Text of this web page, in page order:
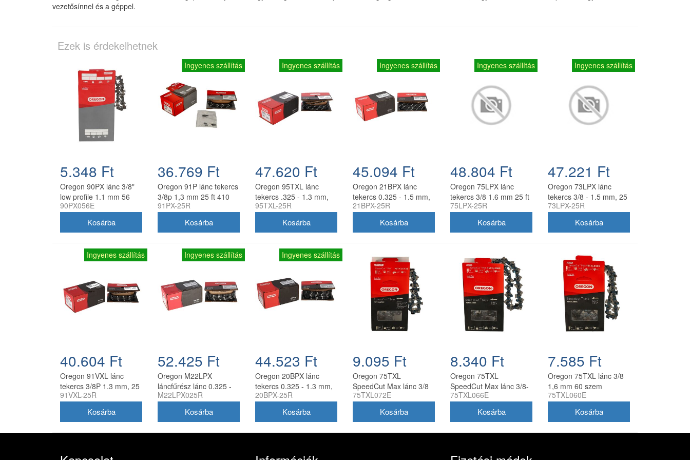
vezetősínnel és a géppel.
Ezek is érdekelhetnek
5.348 Ft
Oregon 90PX lánc 3/8"
low profile 1.1 mm 56
szem
90PX056E
Ingyenes szállítás
36.769 Ft
Oregon 91P lánc tekercs
3/8p 1,3 mm 25 ft 410
szem
91PX-25R
Ingyenes szállítás
47.620 Ft
Oregon 95TXL lánc
tekercs .325 - 1.3 mm,
25 ft, 460 szem
95TXL-25R
Ingyenes szállítás
45.094 Ft
Oregon 21BPX lánc
tekercs 0.325 - 1.5 mm,
25 ft, 460 szem
21BPX-25R
Ingyenes szállítás
48.804 Ft
Oregon 75LPX lánc
tekercs 3/8 1.6 mm 25 ft
410 szem
75LPX-25R
Ingyenes szállítás
47.221 Ft
Oregon 73LPX lánc
tekercs 3/8 - 1.5 mm, 25
ft, 410 szem
73LPX-25R
Ingyenes szállítás
40.604 Ft
Oregon 91VXL lánc
tekercs 3/8P 1.3 mm, 25
ft, 410 szem
91VXL-25R
Ingyenes szállítás
52.425 Ft
Oregon M22LPX
láncfűrész lánc 0.325 -
1.6 mm, 7.6 m tekercs
M22LPX025R
Ingyenes szállítás
44.523 Ft
Oregon 20BPX lánc
tekercs 0.325 - 1.3 mm,
25 ft
20BPX-25R
9.095 Ft
Oregon 75TXL
SpeedCut Max lánc 3/8
1,6 mm 72 szem
75TXL072E
8.340 Ft
Oregon 75TXL
SpeedCut Max lánc 3/8-
1.6 mm, 66 szem
75TXL066E
7.585 Ft
Oregon 75TXL lánc 3/8
1,6 mm 60 szem
SpeedCut Max
75TXL060E